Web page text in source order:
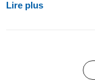
Lire plus